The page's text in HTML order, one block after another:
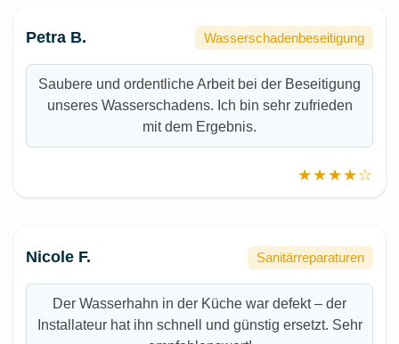
Petra B. Wasserschadenbeseitigung
Saubere und ordentliche Arbeit bei der Beseitigung
unseres Wasserschadens. Ich bin sehr zufrieden
mit dem Ergebnis.
★★★★☆
Nicole F. Sanitärreparaturen
Der Wasserhahn in der Küche war defekt – der
Installateur hat ihn schnell und günstig ersetzt. Sehr